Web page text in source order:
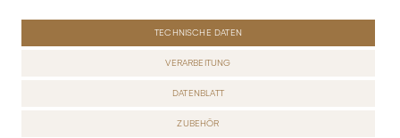
TECHNISCHE DATEN
VERARBEITUNG
DATENBLATT
ZUBEHÖR